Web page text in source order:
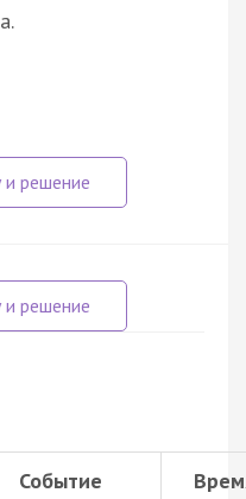
Событие